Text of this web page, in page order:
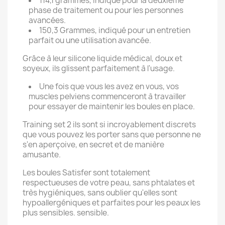
phase de traitement ou pour les personnes
avancées.
150,3 Grammes, indiqué pour un entretien
parfait ou une utilisation avancée.
Grâce à leur silicone liquide médical, doux et
soyeux, ils glissent parfaitement à l'usage.
Une fois que vous les avez en vous, vos
muscles pelviens commenceront à travailler
pour essayer de maintenir les boules en place.
Training set 2 ils sont si incroyablement discrets
que vous pouvez les porter sans que personne ne
s'en aperçoive, en secret et de manière
amusante.
Les boules Satisfer sont totalement
respectueuses de votre peau, sans phtalates et
très hygiéniques, sans oublier qu'elles sont
hypoallergéniques et parfaites pour les peaux les
plus sensibles. sensible.